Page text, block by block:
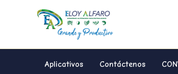
Aplicativos Contáctenos